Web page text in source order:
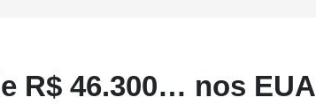
R$ 46.300… nos EUA